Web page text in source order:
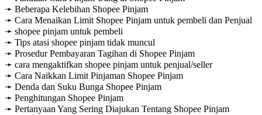
➛ Beberapa Kelebihan Shopee Pinjam
➛ Cara Menaikan Limit Shopee Pinjam untuk pembeli dan Penjual
➛ shopee pinjam untuk pembeli
➛ Tips atasi shopee pinjam tidak muncul
➛ Prosedur Pembayaran Tagihan di Shopee Pinjam
➛ cara mengaktifkan shopee pinjam untuk penjual/seller
➛ Cara Naikkan Limit Pinjaman Shopee Pinjam
➛ Denda dan Suku Bunga Shopee Pinjam
➛ Penghitungan Shopee Pinjam
➛ Pertanyaan Yang Sering Diajukan Tentang Shopee Pinjam